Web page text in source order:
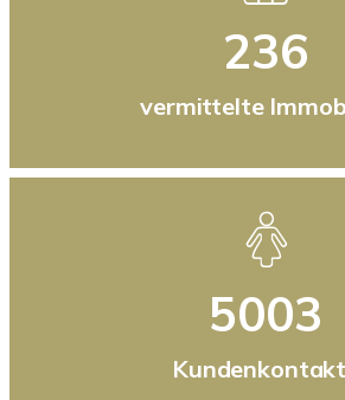
236
vermittelte
5003